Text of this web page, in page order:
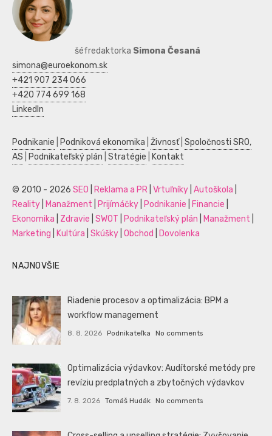
šéfredaktorka Simona Česaná
simona@euroekonom.sk
+421 907 234 066
+420 774 699 168
LinkedIn
Podnikanie Podniková ekonomika Živnosť| Spoločnosti SRO,
AS
Podnikateľský plán Stratégie Kontakt
© 2010 - 2026 SEO Reklama a PR Vrtuľníky Autoškola
Reality
Manažment Prijímáčky Podnikanie Financie
Ekonomika
Zdravie SWOT Podnikateľský plán Manažment
Marketing
Kultúra Skúšky Obchod Dovolenka
NAJNOVŠIE
Riadenie procesov a optimalizácia: BPM a
workflow management
8. 8. 2026 Podnikateľka No comments
Optimalizácia výdavkov: Audítorské metódy pre
revíziu predplatných a zbytočných výdavkov
7. 8. 2026 Tomáš Hudák No comments